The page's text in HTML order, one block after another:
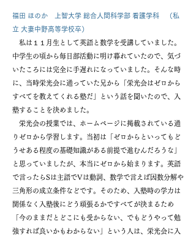
福田 ほのか 上智大学 総合人間科学部 看護学科 （私
立 大妻中野高等学校卒）
私は１１月生として英語と数学を受講していました。
中学生の頃から毎日部活動に明け暮れていたので、気づ
いたころには完全に手遅れになっていました。そんな時
に、当時栄光会に通っていた兄から「栄光会はゼロから
すべてを教えてくれる塾だ」という話を聞いたので、入
塾することを決めました。
栄光会の授業では、ホームページに掲載されている通
りゼロから学習します。当初は「ゼロからといってもど
うせある程度の基礎知識がある前提で進むんだろうな」
と思っていましたが、本当にゼロから始まります。英語
で言ったらSは主語でVは動詞、数学で言えば因数分解や
三角形の成立条件などです。そのため、入塾時の学力は
関係なく入塾後にどう頑張るかですべてが決まるため
「今のままだとどこにも受からない、でもどうやって勉
強すれば良いかもわからない」という人は、栄光会に入